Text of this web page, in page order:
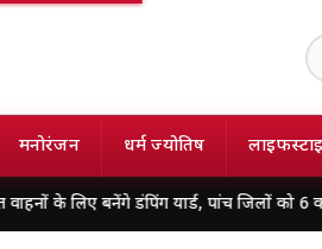
मनोरंजन धर्म ज्योतिष
डंपिंग यार्ड, पांच जिलों को 6 करोड़ मंजूर 60